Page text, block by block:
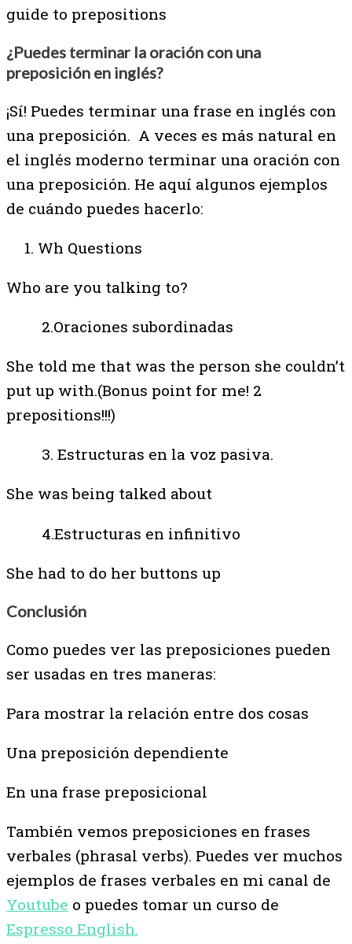
guide to prepositions
¿Puedes terminar la oración con una
preposición en inglés?
¡Sí! Puedes terminar una frase en inglés con
una preposición. A veces es más natural en
el inglés moderno terminar una oración con
una preposición. He aquí algunos ejemplos
de cuándo puedes hacerlo:
Wh Questions
Who are you talking to?
2.Oraciones subordinadas
She told me that was the person she couldn’t
put up with.(Bonus point for me! 2
prepositions!!!)
3. Estructuras en la voz pasiva.
She was being talked about
4.Estructuras en infinitivo
She had to do her buttons up
Conclusión
Como puedes ver las preposiciones pueden
ser usadas en tres maneras:
Para mostrar la relación entre dos cosas
Una preposición dependiente
En una frase preposicional
También vemos preposiciones en frases
verbales (phrasal verbs). Puedes ver muchos
ejemplos de frases verbales en mi canal de
Youtube o puedes tomar un curso de
Espresso English.